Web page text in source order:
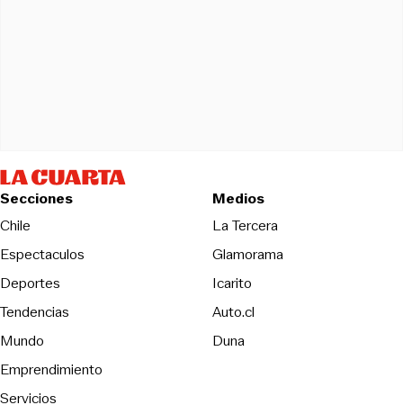
Secciones
Chile
Espectaculos
Deportes
Tendencias
Mundo
Emprendimiento
Servicios
Medios
La TerceraOpens in new
Glamorama
Icarito
Auto.cl
DunaOpens in new window